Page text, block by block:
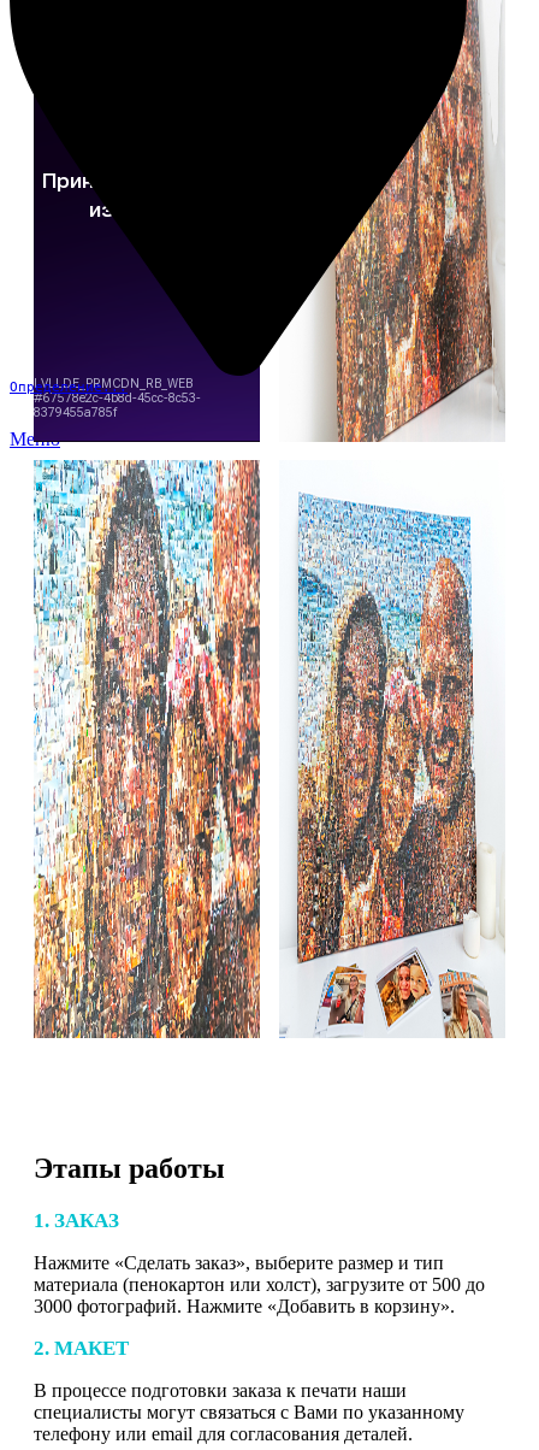
Определение...
Меню
Этапы работы
1. ЗАКАЗ
Нажмите «Сделать заказ», выберите размер и тип
материала (пенокартон или холст), загрузите от 500 до
3000 фотографий. Нажмите «Добавить в корзину».
2. МАКЕТ
В процессе подготовки заказа к печати наши
специалисты могут связаться с Вами по указанному
телефону или email для согласования деталей.